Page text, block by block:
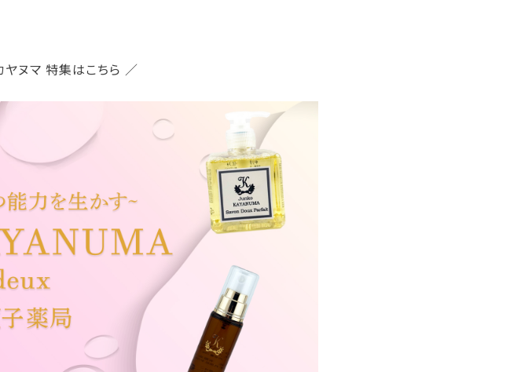
ヌマ 特集はこちら ／